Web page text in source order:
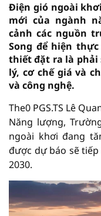
Điện gió ngoài
mới của ngành
cảnh các nguồn
Song để hiện
thiết đặt ra là phải
lý, cơ chế giá và
và công nghệ.
The0 PGS.TS Lê
Năng lượng,
ngoài khơi đang
được dự báo sẽ
2030.